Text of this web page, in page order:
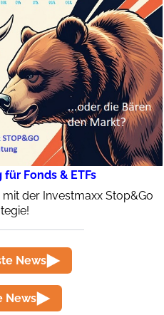
Fonds & ETFs
der Investmaxx Stop&Go
News
News